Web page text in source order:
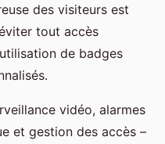
des visiteurs est
tout accès
de badges
vidéo, alarmes
et gestion des accès –